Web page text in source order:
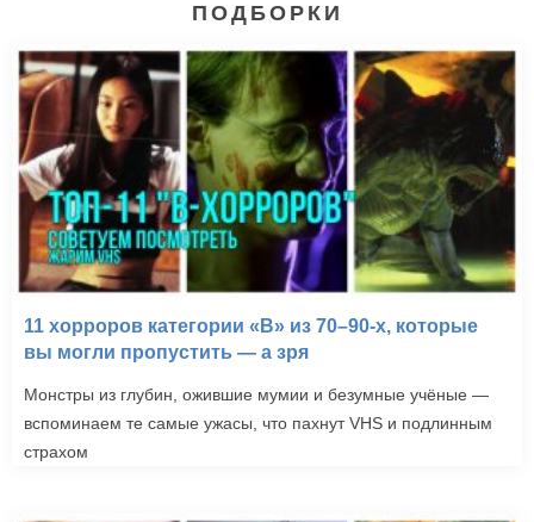
ПОДБОРКИ
11 хорроров категории «B» из 70–90-х, которые
вы могли пропустить — а зря
Монстры из глубин, ожившие мумии и безумные учёные —
вспоминаем те самые ужасы, что пахнут VHS и подлинным
страхом